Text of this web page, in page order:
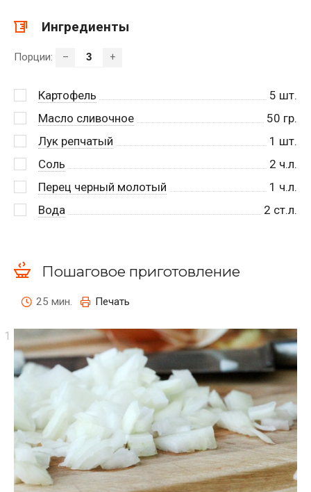
Ингредиенты
Порции: – +
Картофель 5 шт.
Масло сливочное
50 гр.
Лук репчатый
1 шт.
Соль
2 ч.л.
Перец черный молотый
1 ч.л.
Вода
2 ст.л.
Пошаговое приготовление
25 мин. Печать